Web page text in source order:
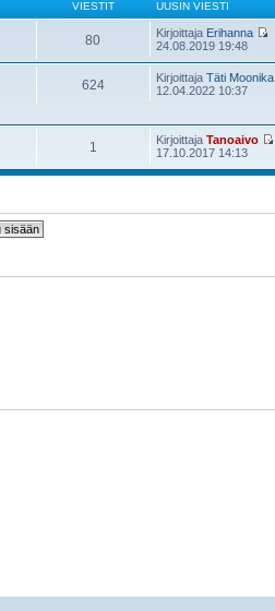
VIESTIT UUSIN VIESTI
80 Kirjoittaja Erihanna
24.08.2019 19:48
624 KirjoittajaTäti Moonika
12.04.2022 10:37
1 KirjoittajaTanoaivo
17.10.2017 14:13